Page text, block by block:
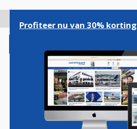
gaan
Magazine Podcasts
Profiteer nu van 30% korting